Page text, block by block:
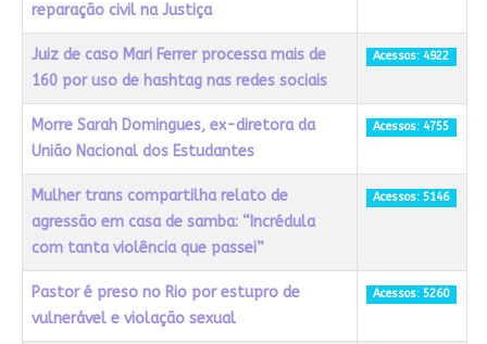
reparação civil na Justiça
Juiz de caso Mari Ferrer processa mais de
160 por uso de hashtag nas redes sociais
Acessos: 4922
Morre Sarah Domingues, ex-diretora da
União Nacional dos Estudantes
Acessos: 4755
Mulher trans compartilha relato de
agressão em casa de samba: “Incrédula
com tanta violência que passei”
Acessos: 5146
Pastor é preso no Rio por estupro de
vulnerável e violação sexual
Acessos: 5260